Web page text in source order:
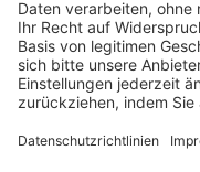
Trainerbörse
Login SpielPlus
FOLGE DEM BFV